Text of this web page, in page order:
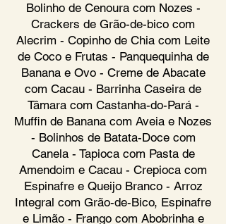
Bolinho de Cenoura com Nozes -
Crackers de Grão-de-bico com
Alecrim - Copinho de Chia com Leite
de Coco e Frutas - Panquequinha de
Banana e Ovo - Creme de Abacate
com Cacau - Barrinha Caseira de
Tâmara com Castanha-do-Pará -
Muffin de Banana com Aveia e Nozes
- Bolinhos de Batata-Doce com
Canela - Tapioca com Pasta de
Amendoim e Cacau - Crepioca com
Espinafre e Queijo Branco - Arroz
Integral com Grão-de-Bico, Espinafre
e Limão - Frango com Abobrinha e